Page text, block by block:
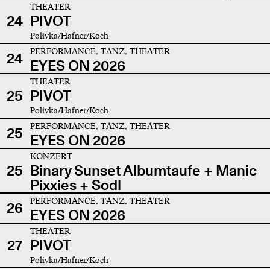
24
THEATER
PIVOT
Polivka/Hafner/Koch
24 PERFORMANCE, TANZ, THEATER
EYES ON 2026
25
THEATER
PIVOT
Polivka/Hafner/Koch
25 PERFORMANCE, TANZ, THEATER
EYES ON 2026
25
KONZERT
Binary Sunset Albumtaufe + Manic
Pixxies + Sodl
26
PERFORMANCE, TANZ, THEATER
EYES ON 2026
27
THEATER
PIVOT
Polivka/Hafner/Koch